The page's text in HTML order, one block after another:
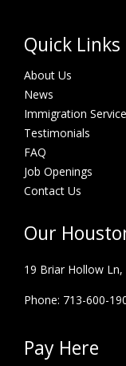
Quick Links
About Us
News
Immigration
Testimonials
FAQ
Job Openings
Contact Us
Our
19 Briar Hollow Ln,
Phone: 713-600-
Pay Here